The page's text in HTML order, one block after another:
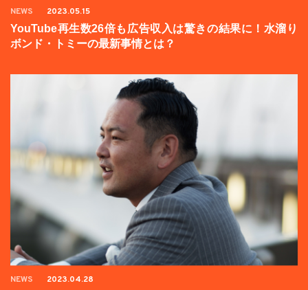
NEWS 2023.05.15
YouTube再生数26倍も広告収入は驚きの結果に！水溜り
ボンド・トミーの最新事情とは？
NEWS 2023.04.28